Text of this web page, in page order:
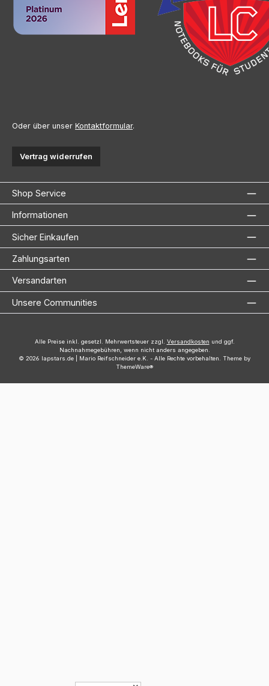
Oder über unser Kontaktformular.
Vertrag widerrufen
Shop Service
Informationen
Sicher Einkaufen
Zahlungsarten
Versandarten
Unsere Communities
Alle Preise inkl. gesetzl. Mehrwertsteuer zzgl. Versandkosten und ggf.
Nachnahmegebühren, wenn nicht anders angegeben.
© 2026 lapstars.de | Mario Reifschneider e.K. - Alle Rechte vorbehalten. Theme by
ThemeWare®